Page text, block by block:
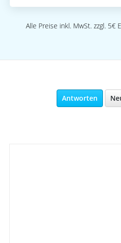
Alle Preise inkl. MwSt. zzgl. 5€
Antworten